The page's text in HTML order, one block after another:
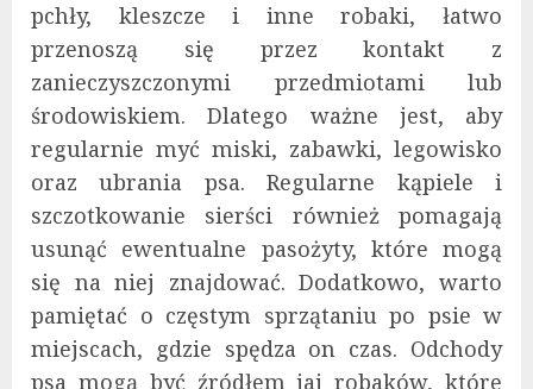
pchły, kleszcze i inne robaki, łatwo
przenoszą się przez kontakt z
zanieczyszczonymi przedmiotami lub
środowiskiem. Dlatego ważne jest, aby
regularnie myć miski, zabawki, legowisko
oraz ubrania psa. Regularne kąpiele i
szczotkowanie sierści również pomagają
usunąć ewentualne pasożyty, które mogą
się na niej znajdować. Dodatkowo, warto
pamiętać o częstym sprzątaniu po psie w
miejscach, gdzie spędza on czas. Odchody
psa mogą być źródłem jaj robaków, które